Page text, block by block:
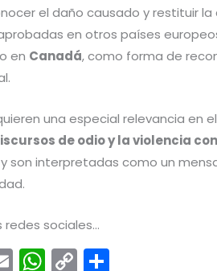
el daño causado y restituir
en otros países
en Canadá, como forma de
una especial relevancia en
de odio y la violencia
son interpretadas como un
sociales...
E W C